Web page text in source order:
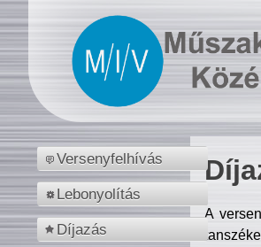
Versenyfelhívás
Lebonyolítás
Díjazás
A